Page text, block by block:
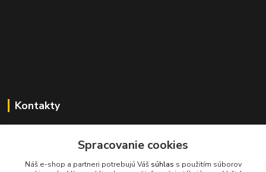
Kontakty
045/671 63 50
Spracovanie cookies
Náš e-shop a partneri potrebujú Váš súhlas s použitím súborov